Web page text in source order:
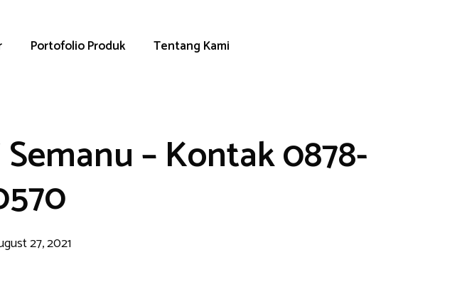
Portofolio Produk Tentang Kami
– Kontak 0878-
27, 2021